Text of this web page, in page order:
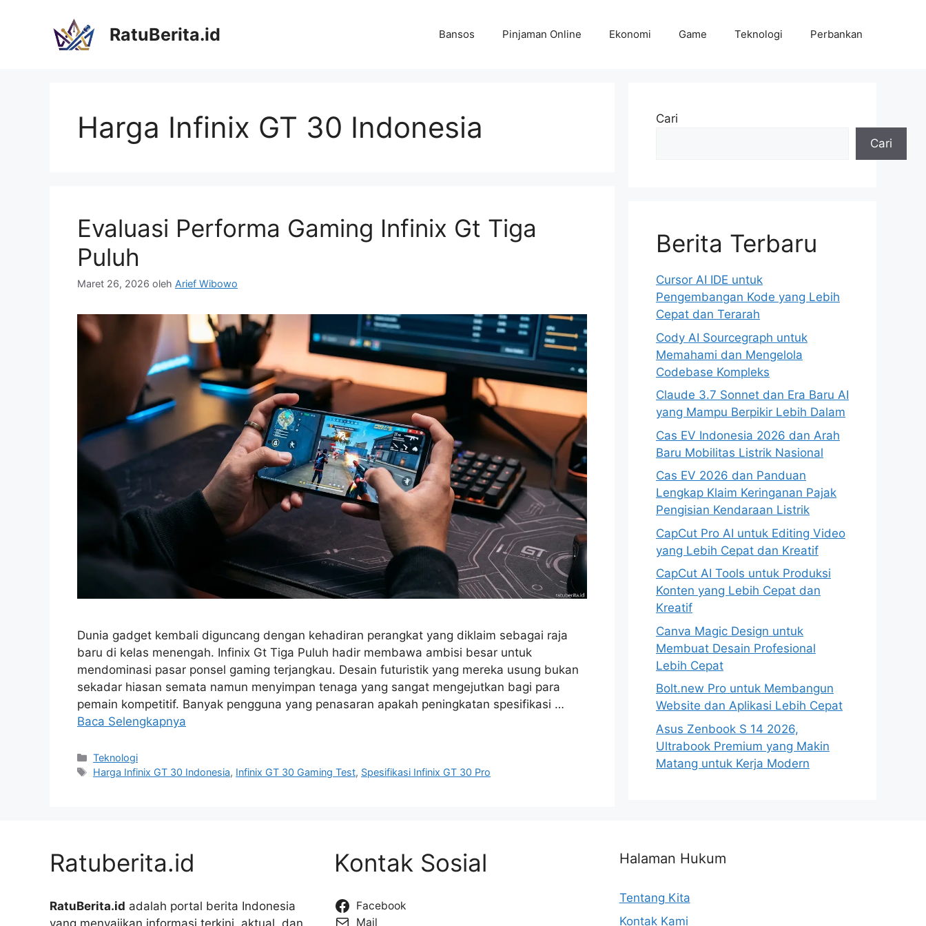
RatuBerita.id Bansos Pinjaman Online Ekonomi Game Teknologi Perbankan
Harga Infinix GT 30 Indonesia
Evaluasi Performa Gaming Infinix Gt Tiga
Puluh
Maret 26, 2026 oleh Arief Wibowo
Dunia gadget kembali diguncang dengan kehadiran perangkat yang diklaim sebagai raja
baru di kelas menengah. Infinix Gt Tiga Puluh hadir membawa ambisi besar untuk
mendominasi pasar ponsel gaming terjangkau. Desain futuristik yang mereka usung bukan
sekadar hiasan semata namun menyimpan tenaga yang sangat mengejutkan bagi para
pemain kompetitif. Banyak pengguna yang penasaran apakah peningkatan spesifikasi …
Baca Selengkapnya
Kategori
Teknologi
Tag
Harga Infinix GT 30 Indonesia, Infinix GT 30 Gaming Test, Spesifikasi Infinix GT 30 Pro
Cari
Cari
Berita Terbaru
Cursor AI IDE untuk
Pengembangan Kode yang Lebih
Cepat dan Terarah
Cody AI Sourcegraph untuk
Memahami dan Mengelola
Codebase Kompleks
Claude 3.7 Sonnet dan Era Baru AI
yang Mampu Berpikir Lebih Dalam
Cas EV Indonesia 2026 dan Arah
Baru Mobilitas Listrik Nasional
Cas EV 2026 dan Panduan
Lengkap Klaim Keringanan Pajak
Pengisian Kendaraan Listrik
CapCut Pro AI untuk Editing Video
yang Lebih Cepat dan Kreatif
CapCut AI Tools untuk Produksi
Konten yang Lebih Cepat dan
Kreatif
Canva Magic Design untuk
Membuat Desain Profesional
Lebih Cepat
Bolt.new Pro untuk Membangun
Website dan Aplikasi Lebih Cepat
Asus Zenbook S 14 2026,
Ultrabook Premium yang Makin
Matang untuk Kerja Modern
Ratuberita.id
RatuBerita.id adalah portal berita Indonesia
Kontak Sosial
Facebook
Mail
Halaman Hukum
Tentang Kita
Kontak Kami